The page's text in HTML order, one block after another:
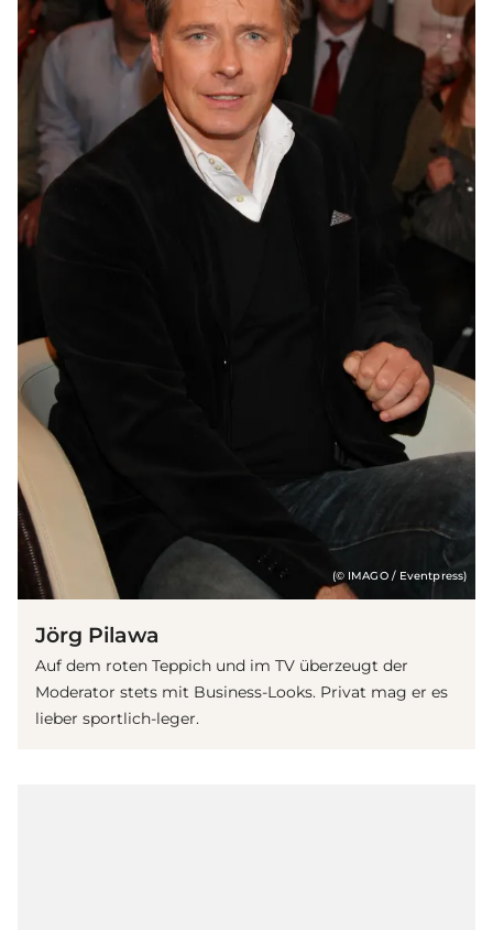
(© IMAGO / Eventpress)
Jörg Pilawa
Auf dem roten Teppich und im TV überzeugt der
Moderator stets mit Business-Looks. Privat mag er es
lieber sportlich-leger.